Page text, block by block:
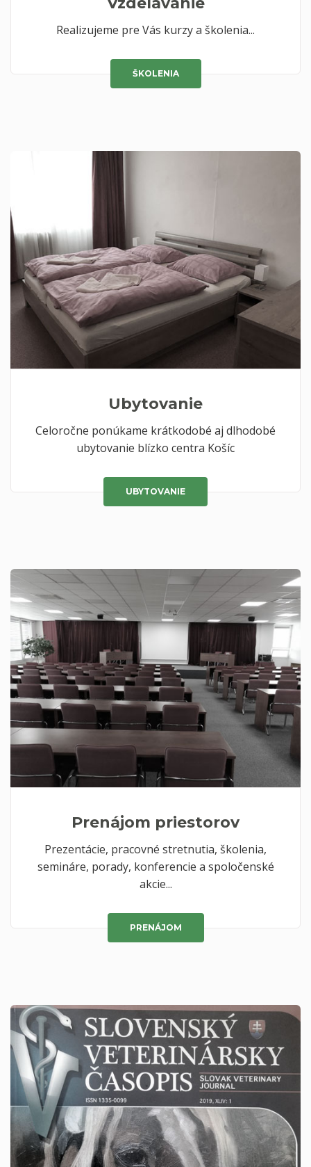
Realizujeme pre Vás kurzy a školenia...
ŠKOLENIA
Ubytovanie
Celoročne ponúkame krátkodobé aj dlhodobé
ubytovanie blízko centra Košíc
UBYTOVANIE
Prenájom priestorov
Prezentácie, pracovné stretnutia, školenia,
semináre, porady, konferencie a spoločenské
akcie...
PRENÁJOM